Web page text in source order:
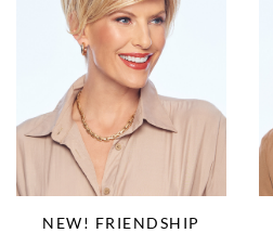
NEW! FRIENDSHIP